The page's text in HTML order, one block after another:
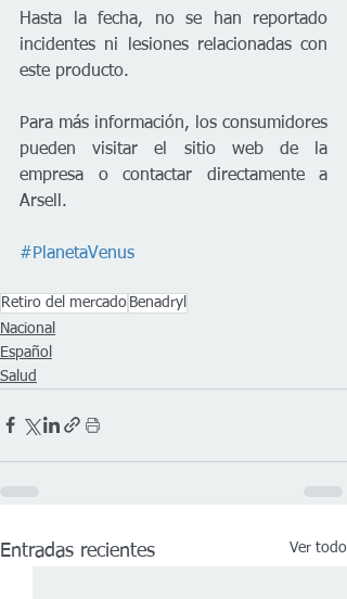
Hasta la fecha, no se han reportado
incidentes ni lesiones relacionadas con
este producto.
Para más información, los consumidores
pueden visitar el sitio web de la
empresa o contactar directamente a
Arsell.
#PlanetaVenus
Retiro del mercado Benadryl
Nacional
Español
Salud
Entradas recientes Ver todo